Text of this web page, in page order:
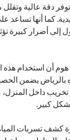
توفر دقة عالية
كما أنها
إلى أضرار كبيرة
أن استخدام هذه
يضمن
تخريب داخل المنزل،
كبير.
كشف تسربات